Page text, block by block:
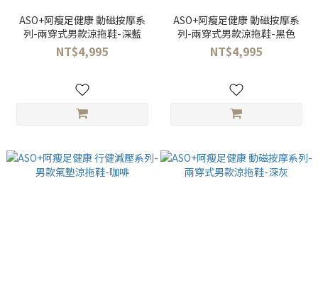
ASO+阿瘦足健康 動磁按摩系
列-兩穿式男款涼拖鞋-深藍
NT$4,995
ASO+阿瘦足健康 動磁按摩系
列-兩穿式男款涼拖鞋-黑色
NT$4,995